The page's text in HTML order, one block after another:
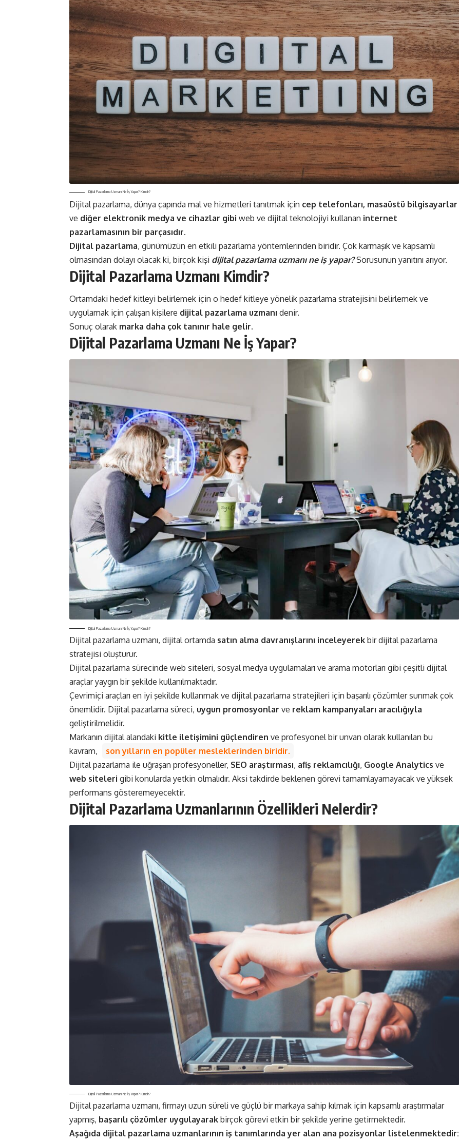
Dijital Pazarlama Uzmanı Ne İş Yapar? Kimdir?
Dijital pazarlama, dünya çapında mal ve hizmetleri tanıtmak için cep telefonları, masaüstü bilgisayarlar
ve diğer elektronik medya ve cihazlar gibi web ve dijital teknolojiyi kullanan internet
pazarlamasının bir parçasıdır.
Dijital pazarlama, günümüzün en etkili pazarlama yöntemlerinden biridir. Çok karmaşık ve kapsamlı
olmasından dolayı olacak ki, birçok kişi dijital pazarlama uzmanı ne iş yapar?Sorusunun yanıtını arıyor.
Dijital Pazarlama Uzmanı Kimdir?
Ortamdaki hedef kitleyi belirlemek için o hedef kitleye yönelik pazarlama stratejisini belirlemek ve
uygulamak için çalışan kişilere dijital pazarlama uzmanı denir.
Sonuç olarak marka daha çok tanınır hale gelir.
Dijital Pazarlama Uzmanı Ne İş Yapar?
Dijital Pazarlama Uzmanı Ne İş Yapar? Kimdir?
Dijital pazarlama uzmanı, dijital ortamda satın alma davranışlarını inceleyerek bir dijital pazarlama
stratejisi oluşturur.
Dijital pazarlama sürecinde web siteleri, sosyal medya uygulamaları ve arama motorları gibi çeşitli dijital
araçlar yaygın bir şekilde kullanılmaktadır.
Çevrimiçi araçları en iyi şekilde kullanmak ve dijital pazarlama stratejileri için başarılı çözümler sunmak çok
önemlidir. Dijital pazarlama süreci, uygun promosyonlar ve reklam kampanyaları aracılığıyla
geliştirilmelidir.
Markanın dijital alandaki kitle iletişimini güçlendiren ve profesyonel bir unvan olarak kullanılan bu
kavram,
son yılların en popüler mesleklerinden biridir.
Dijital pazarlama ile uğraşan profesyoneller, SEO araştırması, afiş reklamcılığı, Google Analytics ve
web sitelerigibi konularda yetkin olmalıdır. Aksi takdirde beklenen görevi tamamlayamayacak ve yüksek
performans gösteremeyecektir.
Dijital Pazarlama Uzmanlarının Özellikleri Nelerdir?
Dijital Pazarlama Uzmanı Ne İş Yapar? Kimdir?
Dijital pazarlama uzmanı, firmayı uzun süreli ve güçlü bir markaya sahip kılmak için kapsamlı araştırmalar
yapmış, başarılı çözümler uygulayarak birçok görevi etkin bir şekilde yerine getirmektedir.
Aşağıda dijital pazarlama uzmanlarının iş tanımlarında yer alan ana pozisyonlar listelenmektedir: